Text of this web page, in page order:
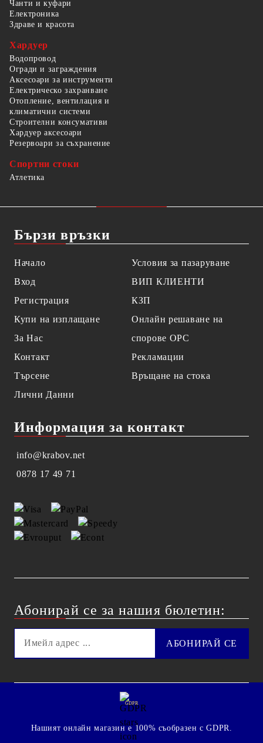
Чанти и куфари
Електроника
Здраве и красота
Хардуер
Водопровод
Огради и заграждения
Аксесоари за инструменти
Електрическо захранване
Отопление, вентилация и
климатични системи
Строителни консумативи
Хардуер аксесоари
Резервоари за съхранение
Спортни стоки
Атлетика
Бързи връзки
Начало
Вход
Регистрация
Купи на изплащане
За Нас
Контакт
Търсене
Лични Данни
Условия за пазаруване
ВИП КЛИЕНТИ
КЗП
Онлайн решаване на
спорове OPC
Рекламации
Връщане на стока
Информация за контакт
info@krabov.net
0878 17 49 71
Абонирай се за нашия бюлетин:
GDPR
Нашият онлайн магазин е 100% съобразен с GDPR.